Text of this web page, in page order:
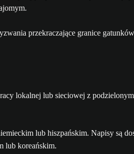
przekraczające granice
lokalnej lub sieciowej z podzielonym
lub hiszpańskim. Napisy są
lub koreańskim.